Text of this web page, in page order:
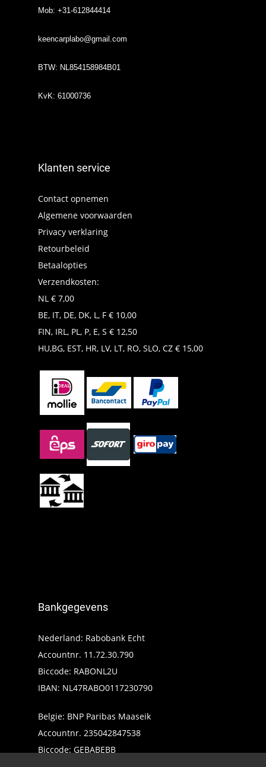
Mob: +31-612844414
keencarplabo@gmail.com
BTW: NL854158984B01
KvK: 61000736
Klanten service
Contact opnemen
Algemene voorwaarden
Privacy verklaring
Retourbeleid
Betaalopties
Verzendkosten:
NL € 7,00
BE, IT, DE, DK, L, F € 10,00
FIN, IRL, PL, P, E, S € 12,50
HU,BG, EST, HR, LV, LT, RO, SLO, CZ € 15,00
Bankgegevens
Nederland: Rabobank Echt
Accountnr. 11.72.30.790
Biccode: RABONL2U
IBAN: NL47RABO0117230790
Belgie: BNP Paribas Maaseik
Accountnr. 235042847538
Biccode: GEBABEBB